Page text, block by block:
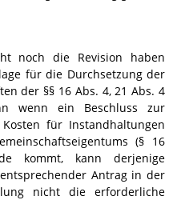
noch die Revision haben
für die Durchsetzung der
der §§ 16 Abs. 4, 21 Abs. 4
wenn ein Beschluss zur
für Instandhaltungen
(§ 16
kommt, kann derjenige
Antrag in der
nicht die erforderliche